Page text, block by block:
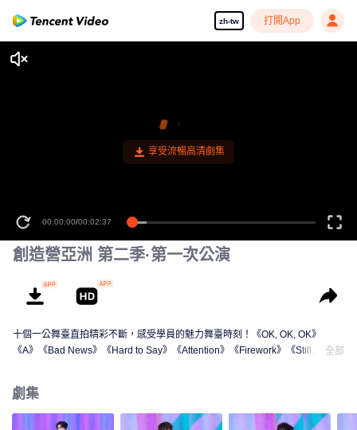
zh-tw 打開App
享受流暢高清劇集
00:00:00/00:02:37
創造營亞洲 第二季·第一次公演
十個一公舞臺直拍精彩不斷，感受學員的魅力舞臺時刻！《OK, OK, OK》
《A》《Bad News》《Hard to Say》《Attention》《Firework》《Still
全部
劇集